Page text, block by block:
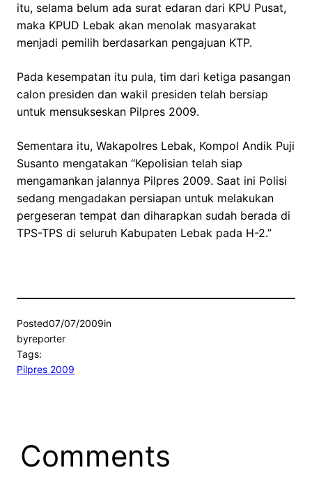
itu, selama belum ada surat edaran dari KPU Pusat,
maka KPUD Lebak akan menolak masyarakat
menjadi pemilih berdasarkan pengajuan KTP.
Pada kesempatan itu pula, tim dari ketiga pasangan
calon presiden dan wakil presiden telah bersiap
untuk mensukseskan Pilpres 2009.
Sementara itu, Wakapolres Lebak, Kompol Andik Puji
Susanto mengatakan “Kepolisian telah siap
mengamankan jalannya Pilpres 2009. Saat ini Polisi
sedang mengadakan persiapan untuk melakukan
pergeseran tempat dan diharapkan sudah berada di
TPS-TPS di seluruh Kabupaten Lebak pada H-2.”
Posted07/07/2009in
byreporter
Tags:
Pilpres 2009
Comments